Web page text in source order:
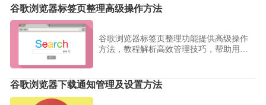
谷歌浏览器标签页整理高级操作方法
谷歌浏览器标签页整理功能提供高级操作
方法，教程解析高效管理技巧，帮助用户
谷歌浏览器下载通知管理及设置方法